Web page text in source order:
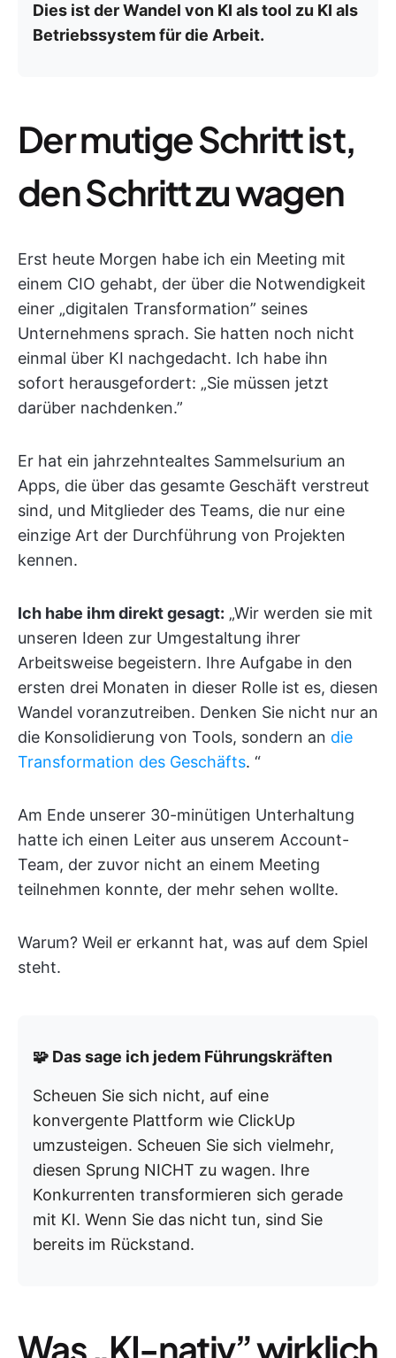
Dies ist der Wandel von KI als tool zu KI als
Betriebssystem für die Arbeit.
Der mutige Schritt ist,
den Schritt zu wagen
Erst heute Morgen habe ich ein Meeting mit
einem CIO gehabt, der über die Notwendigkeit
einer „digitalen Transformation” seines
Unternehmens sprach. Sie hatten noch nicht
einmal über KI nachgedacht. Ich habe ihn
sofort herausgefordert: „Sie müssen jetzt
darüber nachdenken.”
Er hat ein jahrzehntealtes Sammelsurium an
Apps, die über das gesamte Geschäft verstreut
sind, und Mitglieder des Teams, die nur eine
einzige Art der Durchführung von Projekten
kennen.
Ich habe ihm direkt gesagt: „Wir werden sie mit
unseren Ideen zur Umgestaltung ihrer
Arbeitsweise begeistern. Ihre Aufgabe in den
ersten drei Monaten in dieser Rolle ist es, diesen
Wandel voranzutreiben. Denken Sie nicht nur an
die Konsolidierung von Tools, sondern an die
Transformation des Geschäfts. “
Am Ende unserer 30-minütigen Unterhaltung
hatte ich einen Leiter aus unserem Account-
Team, der zuvor nicht an einem Meeting
teilnehmen konnte, der mehr sehen wollte.
Warum? Weil er erkannt hat, was auf dem Spiel
steht.
🧩 Das sage ich jedem Führungskräften
Scheuen Sie sich nicht, auf eine
konvergente Plattform wie ClickUp
umzusteigen. Scheuen Sie sich vielmehr,
diesen Sprung NICHT zu wagen. Ihre
Konkurrenten transformieren sich gerade
mit KI. Wenn Sie das nicht tun, sind Sie
bereits im Rückstand.
Was „KI-nativ” wirklich